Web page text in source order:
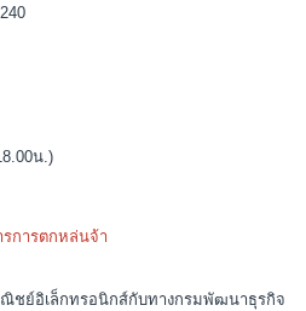
น.)
รการตกหล่นจ้า
ณิชย์อิเล็กทรอนิกส์กับทางกรมพัฒนาธุรกิจ